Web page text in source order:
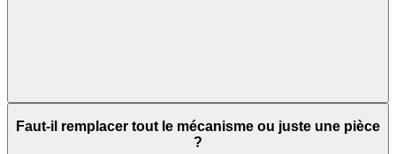
Faut-il remplacer tout le mécanisme ou juste une pièce
?